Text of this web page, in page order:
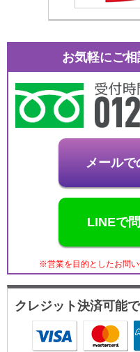
お気軽にご
メールで
LINEで
※営業を目的としたお問い
クレジット決済可能で